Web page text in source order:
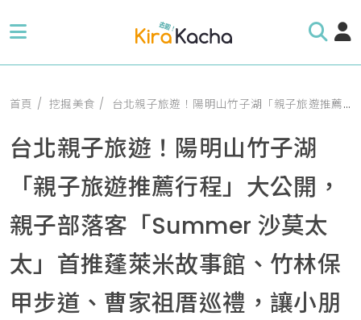
首頁 挖掘美食 台北親子旅遊！陽明山竹子湖「親子旅遊推薦行程」大公開，親子部落客「Summer 沙莫太太」首推蓬萊米故事館、竹林保甲步道、曹家祖厝巡禮，讓小朋友玩到不想回家
台北親子旅遊！陽明山竹子湖
「親子旅遊推薦行程」大公開，
親子部落客「Summer 沙莫太
太」首推蓬萊米故事館、竹林保
甲步道、曹家祖厝巡禮，讓小朋